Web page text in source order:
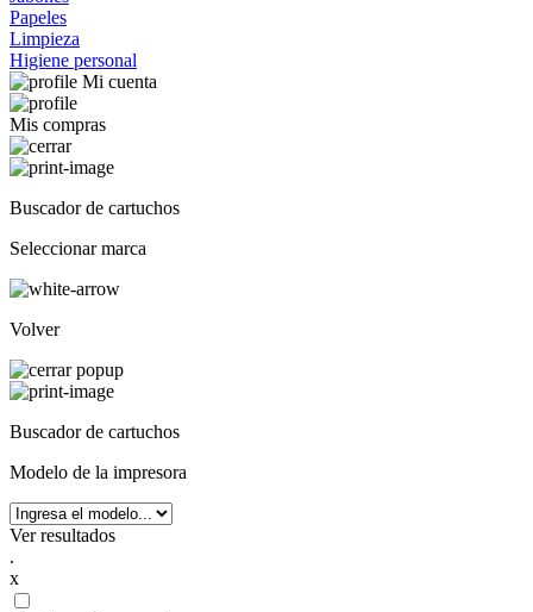
Papeles
Limpieza
Higiene personal
Mi cuenta
Mis compras
Buscador de cartuchos
Seleccionar marca
Volver
Buscador de cartuchos
Modelo de la impresora
Ver resultados
.
x